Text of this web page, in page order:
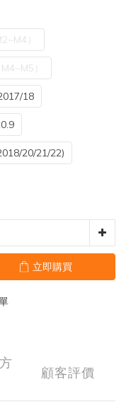
）
）
18
20/21/22)
立即購買
顧客評價